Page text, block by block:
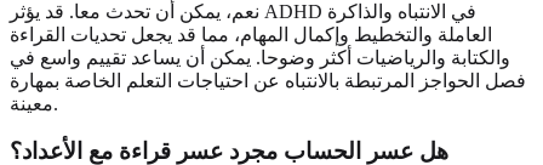
نعم، يمكن أن تحدث معا. قد يؤثر ADHD في الانتباه والذاكرة
العاملة والتخطيط وإكمال المهام، مما قد يجعل تحديات القراءة
والكتابة والرياضيات أكثر وضوحا. يمكن أن يساعد تقييم واسع في
فصل الحواجز المرتبطة بالانتباه عن احتياجات التعلم الخاصة بمهارة
معينة.
هل عسر الحساب مجرد عسر قراءة مع الأعداد؟